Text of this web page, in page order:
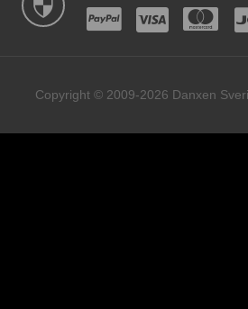
Copyright © 2009-2026 Danxen